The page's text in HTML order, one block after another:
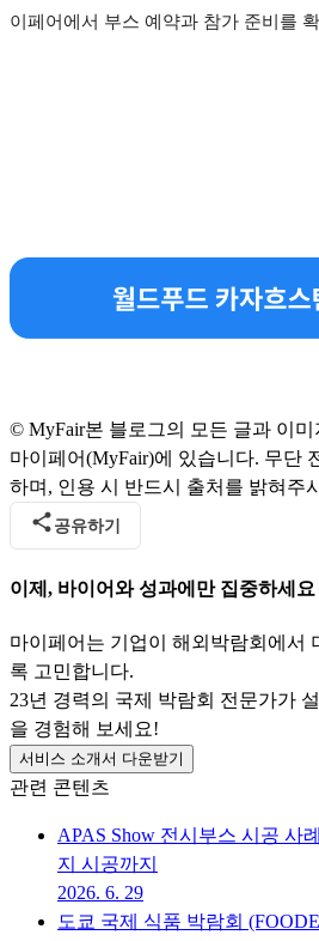
이페어에서 부스 예약과 참가 준비를
© MyFair본 블로그의 모든 글과 이
마이페어(MyFair)에 있습니다. 무단
하며, 인용 시 반드시 출처를 밝혀주
공유하기
이제, 바이어와 성과에만 집중하세요
마이페어는 기업이 해외박람회에서
록 고민합니다.
23년 경력의 국제 박람회 전문가가
을 경험해 보세요!
서비스 소개서 다운받기
관련 콘텐츠
APAS Show 전시부스 시공 사
지 시공까지
2026. 6. 29
도쿄 국제 식품 박람회